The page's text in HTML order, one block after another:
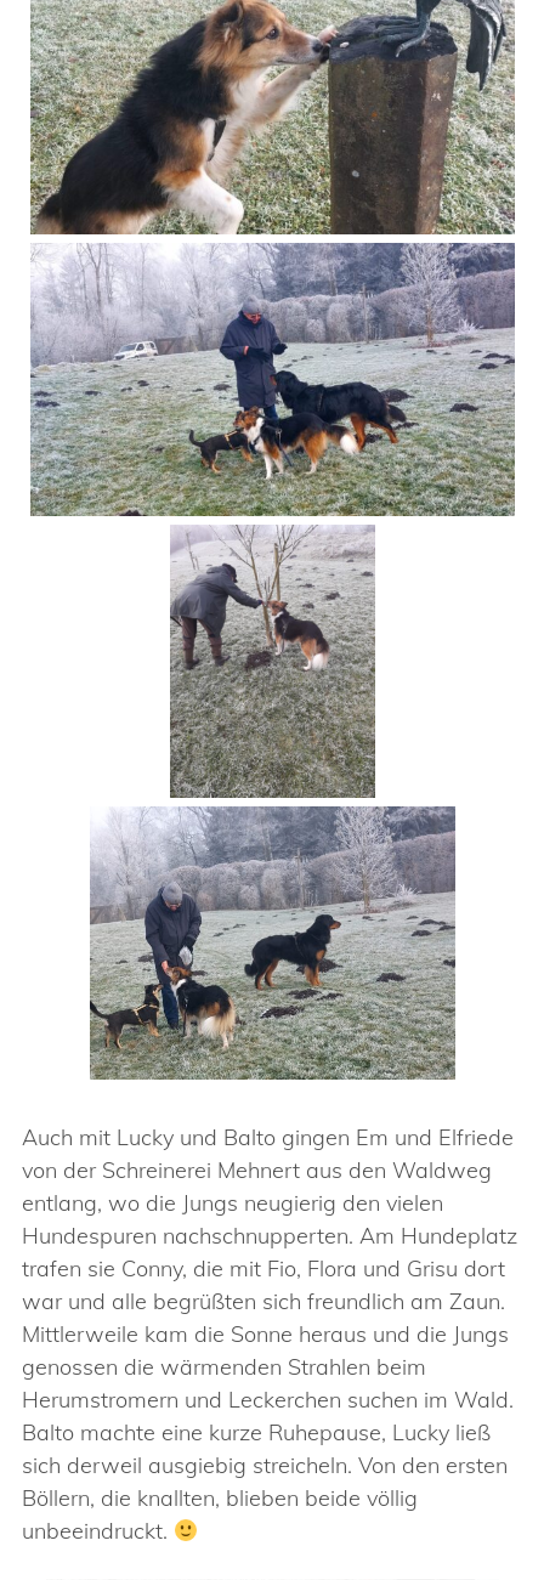
Auch mit Lucky und Balto gingen Em und Elfriede
von der Schreinerei Mehnert aus den Waldweg
entlang, wo die Jungs neugierig den vielen
Hundespuren nachschnupperten. Am Hundeplatz
trafen sie Conny, die mit Fio, Flora und Grisu dort
war und alle begrüßten sich freundlich am Zaun.
Mittlerweile kam die Sonne heraus und die Jungs
genossen die wärmenden Strahlen beim
Herumstromern und Leckerchen suchen im Wald.
Balto machte eine kurze Ruhepause, Lucky ließ
sich derweil ausgiebig streicheln. Von den ersten
Böllern, die knallten, blieben beide völlig
unbeeindruckt.